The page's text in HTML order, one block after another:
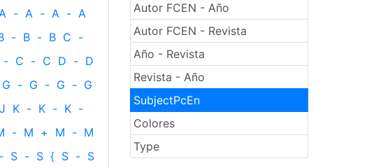
Autor FCEN - Año
Autor FCEN - Revista
Año - Revista
Revista - Año
SubjectPcEn
Colores
Type
- A - A - A
- B - B C -
- C - C D - D
G - G - G - G
J K - K - K -
- M + M - M
- S - S { S - S